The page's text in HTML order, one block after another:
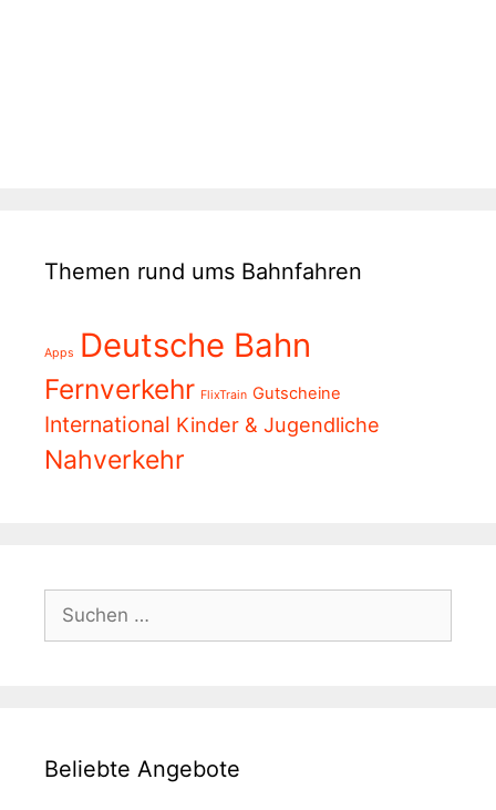
Themen rund ums Bahnfahren
Apps Deutsche Bahn
Fernverkehr FlixTrain Gutscheine
International Kinder & Jugendliche
Nahverkehr
nach:
Beliebte Angebote